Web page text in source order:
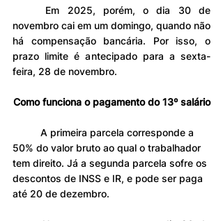
novembro cai em um domingo, quando não
há compensação bancária. Por isso, o
prazo limite é antecipado para a sexta-
feira, 28 de novembro.
Como funciona o pagamento do 13º salário
50% do valor bruto ao qual o trabalhador
tem direito. Já a segunda parcela sofre os
descontos de INSS e IR, e pode ser paga
até 20 de dezembro.